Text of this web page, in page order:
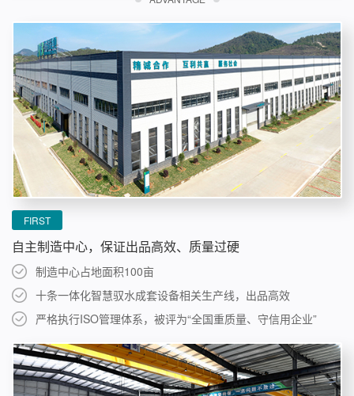
FIRST
自主制造中心，保证出品高效、质量过硬
制造中心占地面积100亩
十条一体化智慧驭水成套设备相关生产线，出品高效
严格执行ISO管理体系，被评为“全国重质量、守信用企业”